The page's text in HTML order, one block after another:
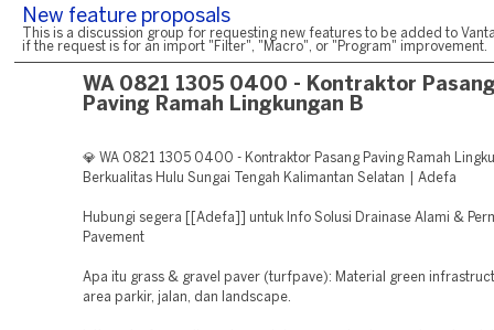
New feature proposals
This is a discussion group for requesting new features to be added to
if the request is for an import "Filter", "Macro", or "Program" improvement.
WA 0821 1305 0400 - Kontraktor
Paving Ramah Lingkungan B
💎 WA 0821 1305 0400 - Kontraktor Pasang Paving Ramah
Berkualitas Hulu Sungai Tengah Kalimantan Selatan | Adefa
Hubungi segera [[Adefa]] untuk Info Solusi Drainase Alami &
Pavement
Apa itu grass & gravel paver (turfpave): Material green
area parkir, jalan, dan landscape.